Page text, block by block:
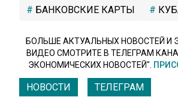
БАНКОВСКИЕ КАРТЫ
БОЛЬШЕ АКТУАЛЬНЫХ НОВОСТЕЙ И
ВИДЕО СМОТРИТЕ В ТЕЛЕГРАМ
ЭКОНОМИЧЕСКИХ НОВОСТЕЙ".
НОВОСТИ ТЕЛЕГРАМ